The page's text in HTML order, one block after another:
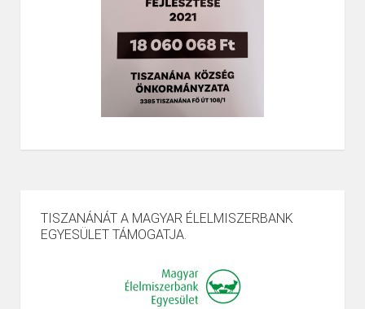
TISZANÁNÁT A MAGYAR ÉLELMISZERBANK
EGYESÜLET TÁMOGATJA.